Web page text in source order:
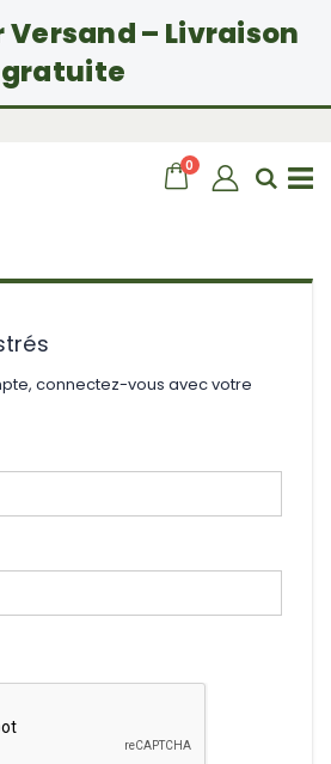
– Livraison
gratuite
Chariot
0 articles
connectez-vous avec votre